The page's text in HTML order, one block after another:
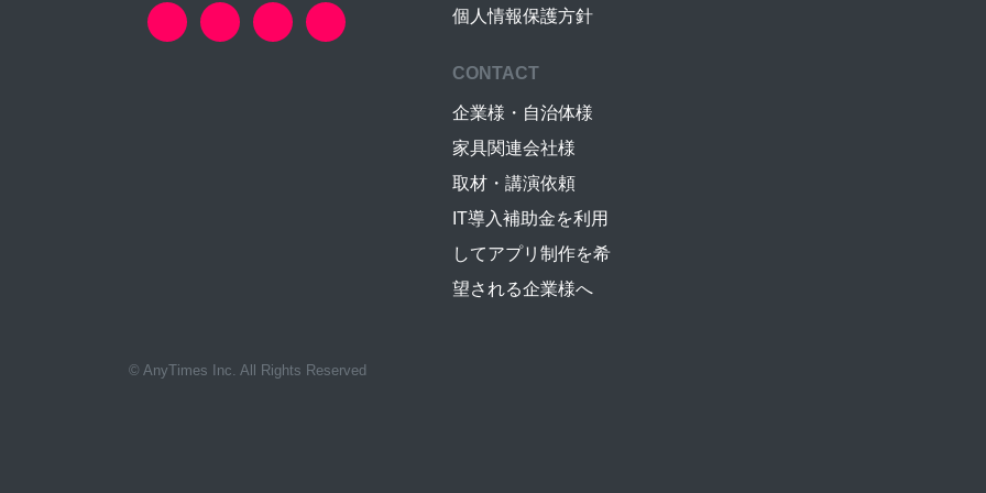
個人情報保護方針
CONTACT
企業様・自治体様
家具関連会社様
取材・講演依頼
IT導入補助金を利用
してアプリ制作を希
望される企業様へ
© AnyTimes Inc. All Rights Reserved